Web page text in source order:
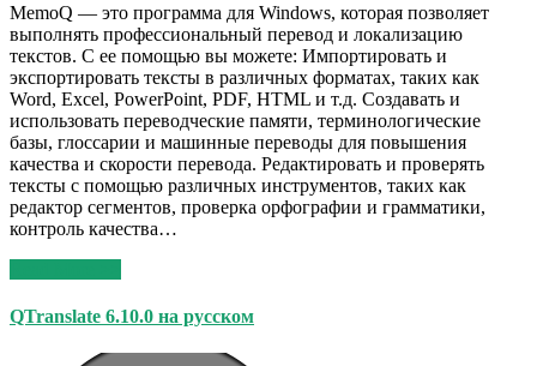
MemoQ — это программа для Windows, которая позволяет
выполнять профессиональный перевод и локализацию
текстов. С ее помощью вы можете: Импортировать и
экспортировать тексты в различных форматах, таких как
Word, Excel, PowerPoint, PDF, HTML и т.д. Создавать и
использовать переводческие памяти, терминологические
базы, глоссарии и машинные переводы для повышения
качества и скорости перевода. Редактировать и проверять
тексты с помощью различных инструментов, таких как
редактор сегментов, проверка орфографии и грамматики,
контроль качества…
QTranslate 6.10.0 на русском